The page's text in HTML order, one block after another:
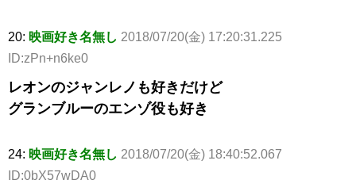
20: 映画好き名無し 2018/07/20(金) 17:20:31.225
ID:zPn+n6ke0
レオンのジャンレノも好きだけど
グランブルーのエンゾ役も好き
24: 映画好き名無し 2018/07/20(金) 18:40:52.067
ID:0bX57wDA0